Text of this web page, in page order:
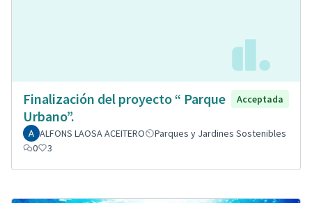
Finalización del proyecto “ Parque
Urbano”.
Acceptada
ALFONS LAOSA ACEITERO
Parques y Jardines Sostenibles
0
3